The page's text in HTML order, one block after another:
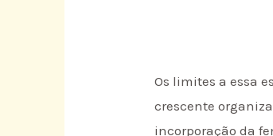
Os limites a essa
crescente
incorporação da